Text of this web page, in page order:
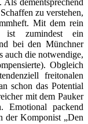
dementsprechend
zu verstehen,
Mit dem rein
ist zumindest ein
bei den Münchner
auch die notwendige,
Obgleich
freitonalen
schon das Potential
mit dem Pauker
Emotional packend
der Komponist „Den